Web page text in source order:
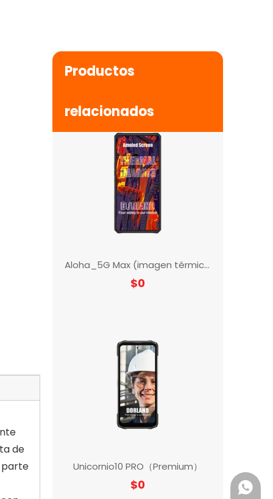
de
parte
Productos
relacionados
$
Unicornio10 PRO（Premium）
Unicorn10 PRO (versión alta)